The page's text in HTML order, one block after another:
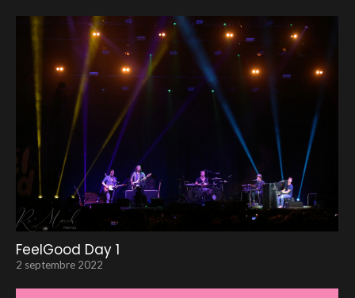
FeelGood Day 1
2 septembre 2022